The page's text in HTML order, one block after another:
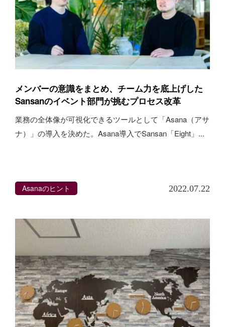
メンバーの意識をまとめ、チーム力を底上げした
Sansanのイベント部門が挑むプロセス改革
業務の全体像が可視化できるツールとして「Asana（アサ
ナ）」の導入を決めた。Asana導入でSansan「Eight」...
Asanaのヒント 2022.07.22